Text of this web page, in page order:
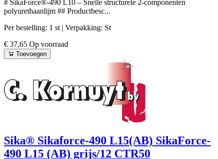
# SikaForce®-490 L10 – Snelle structurele 2-componenten
polyurethaanlijm ## Productbesc...
Per bestelling: 1 st | Verpakking: St
€ 37,65 Op voorraad
Toevoegen
Sika® Sikaforce-490 L15(AB) SikaForce-
490 L15 (AB) grijs/12 CTR50